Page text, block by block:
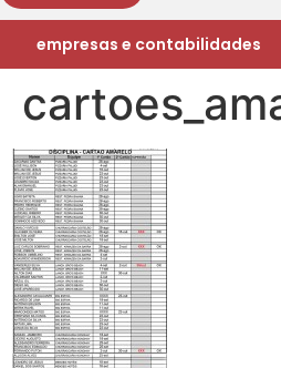
empresas e contabilidades